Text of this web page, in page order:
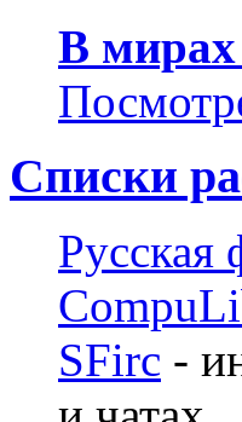
В мирах
Списки
Русская
SFirc -